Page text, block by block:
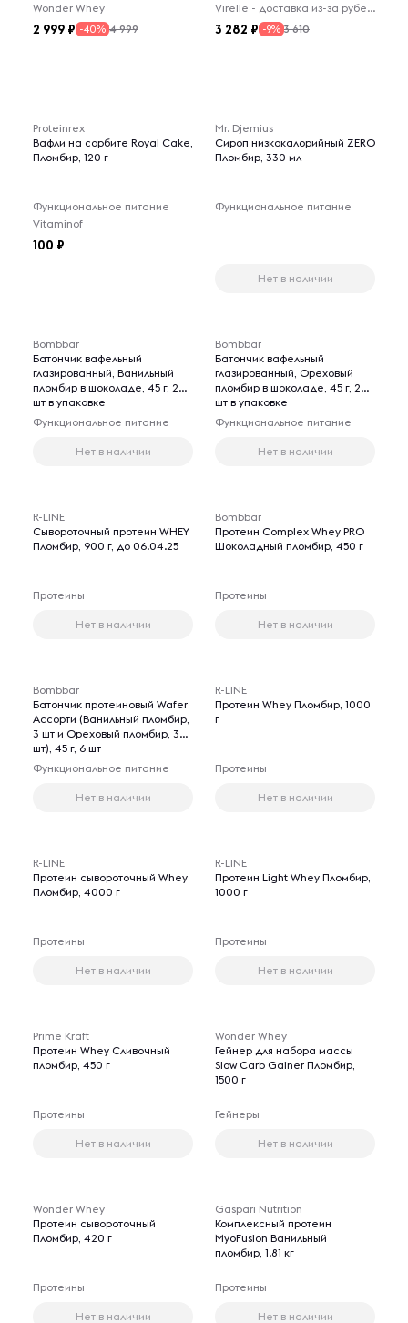
Wonder Whey
2 999 -40% 4 999
Virelle - доставка из-за рубежа
3 282 -9% 3 610
Proteinrex
Вафли на сорбите Royal Cake,
Пломбир, 120 г
Функциональное питание
Vitaminof
100
Mr. Djemius
Сироп низкокалорийный ZERO
Пломбир, 330 мл
Функциональное питание
Нет в наличии
Bombbar
Батончик вафельный
глазированный, Ванильный
пломбир в шоколаде, 45 г, 20
шт в упаковке
Функциональное питание
Нет в наличии
Bombbar
Батончик вафельный
глазированный, Ореховый
пломбир в шоколаде, 45 г, 20
шт в упаковке
Функциональное питание
Нет в наличии
R-LINE
Сывороточный протеин WHEY
Пломбир, 900 г, до 06.04.25
Протеины
Нет в наличии
Bombbar
Протеин Complex Whey PRO
Шоколадный пломбир, 450 г
Протеины
Нет в наличии
Bombbar
Батончик протеиновый Wafer
Ассорти (Ванильный пломбир,
3 шт и Ореховый пломбир, 3
шт), 45 г, 6 шт
Функциональное питание
Нет в наличии
R-LINE
Протеин Whey Пломбир, 1000
г
Протеины
Нет в наличии
R-LINE
Протеин сывороточный Whey
Пломбир, 4000 г
Протеины
Нет в наличии
R-LINE
Протеин Light Whey Пломбир,
1000 г
Протеины
Нет в наличии
Prime Kraft
Протеин Whey Сливочный
пломбир, 450 г
Протеины
Нет в наличии
Wonder Whey
Гейнер для набора массы
Slow Carb Gainer Пломбир,
1500 г
Гейнеры
Нет в наличии
Wonder Whey
Протеин сывороточный
Пломбир, 420 г
Протеины
Нет в наличии
Gaspari Nutrition
Комплексный протеин
MyoFusion Ванильный
пломбир, 1.81 кг
Протеины
Нет в наличии